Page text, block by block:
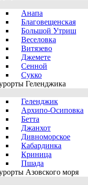
Анапа
Благовещенская
Большой Утриш
Веселовка
Витязево
Джемете
Сенной
Сукко
Геленджика
Геленджик
Архипо-Осиповка
Бетта
Джанхот
Дивноморское
Кабардинка
Криница
Пшада
Азовского моря